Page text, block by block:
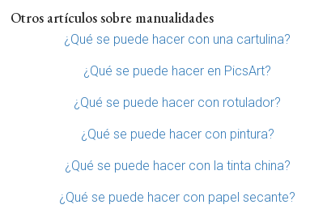
Otros artículos sobre manualidades
¿Qué se puede hacer con una cartulina?
¿Qué se puede hacer en PicsArt?
¿Qué se puede hacer con rotulador?
¿Qué se puede hacer con pintura?
¿Qué se puede hacer con la tinta china?
¿Qué se puede hacer con papel secante?